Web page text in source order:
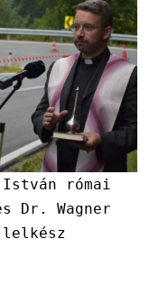
római
Dr. Wagner